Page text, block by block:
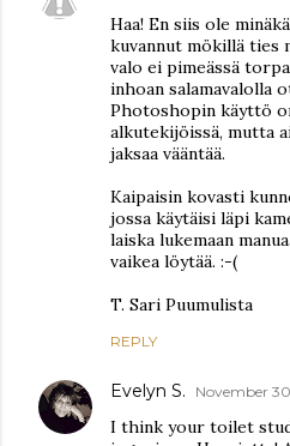
Haa! En siis ole
kuvannut mökillä ties
valo ei pimeässä
inhoan salamavalolla
Photoshopin käyttö
alkutekijöissä, mutta
jaksaa vääntää.
Kaipaisin kovasti
jossa käytäisi läpi
laiska lukemaan
vaikea löytää. :-(
T. Sari Puumulista
REPLY
Evelyn S. November
I think your toilet